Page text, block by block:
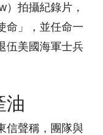
）拍攝紀錄片，
命」，並任命一
伍美國海軍士兵
油
信聲稱，團隊與